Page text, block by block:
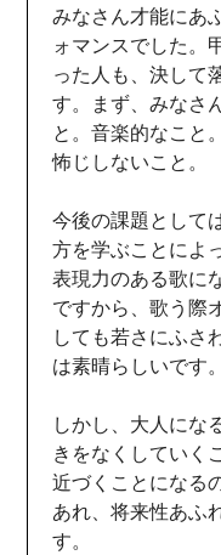
みなさん才能にあ
ォマンスでした。
った人も、決して
す。まず、みなさ
と。音楽的なこと
怖じしないこと。
今後の課題として
方を学ぶことによ
表現力のある歌に
ですから、歌う際
しても若さにふさ
は素晴らしいです。
しかし、大人にな
きをなくしていく
近づくことになる
あれ、将来性あふ
す。